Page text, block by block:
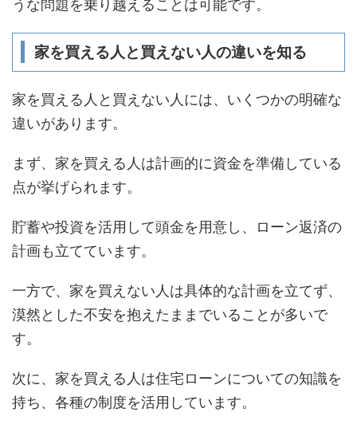
うな問題を乗り越えることは可能です。
家を買える人と買えない人の違いを知る
家を買える人と買えない人には、いくつかの明確な
違いがあります。
まず、家を買える人は計画的に資金を準備している
点が挙げられます。
貯蓄や投資を活用して頭金を用意し、ローン返済の
計画も立てています。
一方で、家を買えない人は具体的な計画を立てず、
漠然とした不安を抱えたままでいることが多いで
す。
次に、家を買える人は住宅ローンについての知識を
持ち、各種の制度を活用しています。